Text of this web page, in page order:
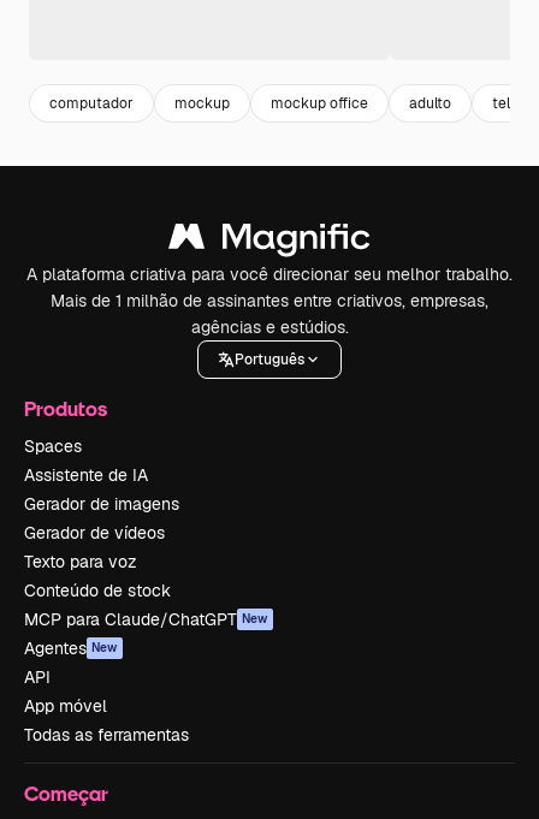
computador mockup mockup office adulto
A plataforma criativa para você direcionar seu melhor trabalho.
Mais de 1 milhão de assinantes entre criativos, empresas,
agências e estúdios.
Português
Produtos
Spaces
Assistente de IA
Gerador de imagens
Gerador de vídeos
Texto para voz
Conteúdo de stock
MCP para Claude/ChatGPT New
Agentes New
API
App móvel
Todas as ferramentas
Começar